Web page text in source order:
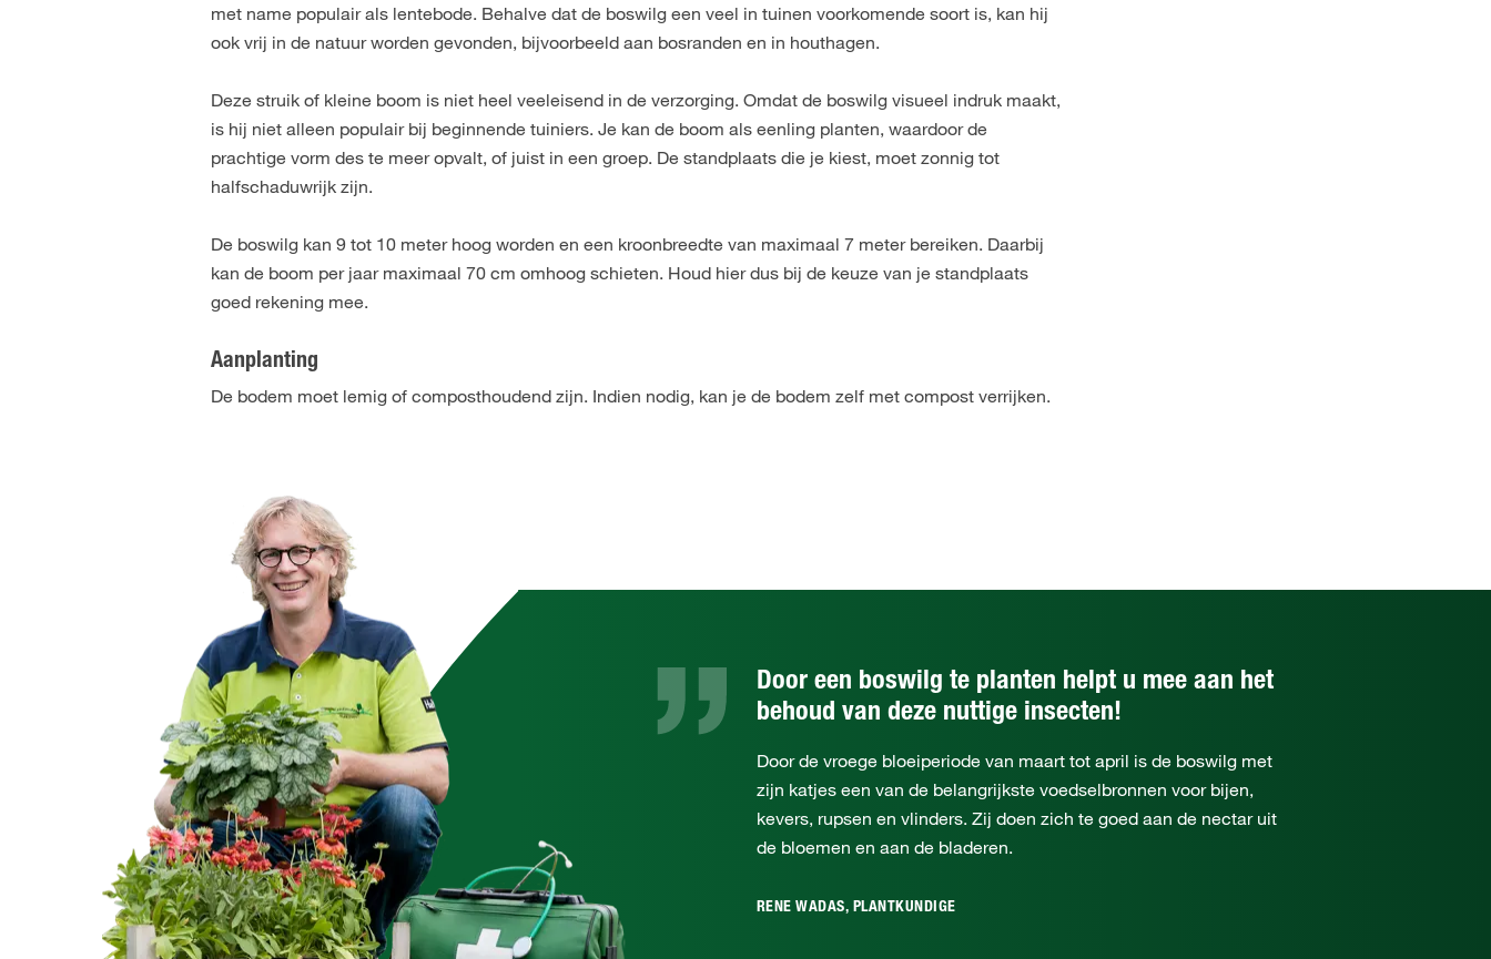
met name populair als lentebode. Behalve dat de boswilg een veel in tuinen voorkomende soort is, kan hij
ook vrij in de natuur worden gevonden, bijvoorbeeld aan bosranden en in houthagen.
Deze struik of kleine boom is niet heel veeleisend in de verzorging. Omdat de boswilg visueel indruk maakt,
is hij niet alleen populair bij beginnende tuiniers. Je kan de boom als eenling planten, waardoor de
prachtige vorm des te meer opvalt, of juist in een groep. De standplaats die je kiest, moet zonnig tot
halfschaduwrijk zijn.
De boswilg kan 9 tot 10 meter hoog worden en een kroonbreedte van maximaal 7 meter bereiken. Daarbij
kan de boom per jaar maximaal 70 cm omhoog schieten. Houd hier dus bij de keuze van je standplaats
goed rekening mee.
Aanplanting
De bodem moet lemig of composthoudend zijn. Indien nodig, kan je de bodem zelf met compost verrijken.
Door een boswilg te planten helpt u mee aan het
behoud van deze nuttige insecten!
Door de vroege bloeiperiode van maart tot april is de boswilg met
zijn katjes een van de belangrijkste voedselbronnen voor bijen,
kevers, rupsen en vlinders. Zij doen zich te goed aan de nectar uit
de bloemen en aan de bladeren.
RENE WADAS, PLANTKUNDIGE